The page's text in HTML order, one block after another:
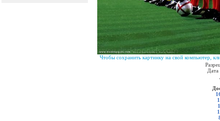
Чтобы сохранить картинку на свой компьютер,
Дата